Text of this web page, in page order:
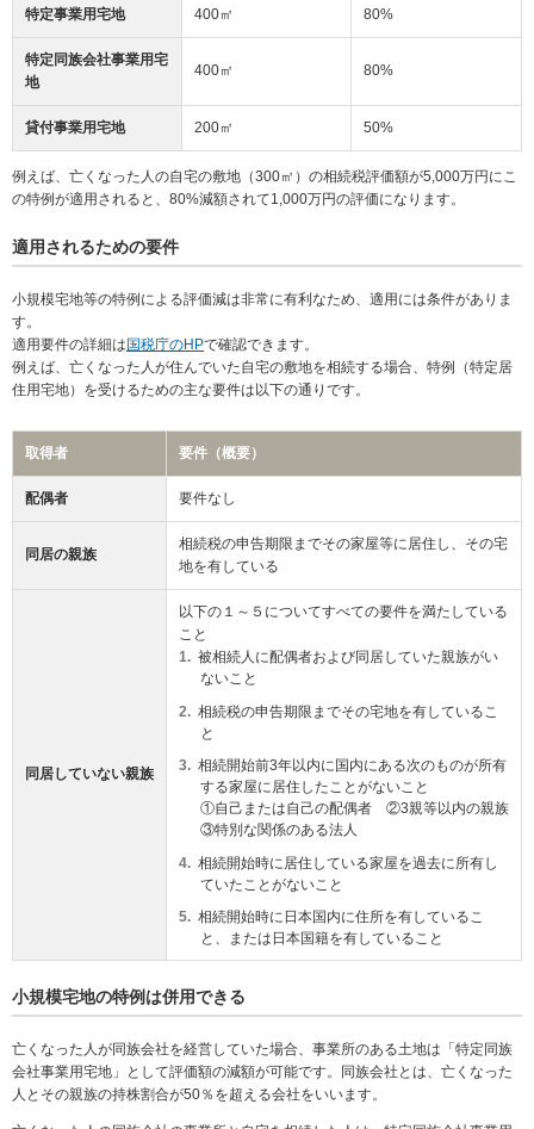
特定事業用宅地 400㎡ 80%
特定同族会社事業用宅
地
400㎡ 80%
貸付事業用宅地 200㎡ 50%
例えば、亡くなった人の自宅の敷地（300㎡）の相続税評価額が5,000万円にこ
の特例が適用されると、80%減額されて1,000万円の評価になります。
適用されるための要件
小規模宅地等の特例による評価減は非常に有利なため、適用には条件がありま
す。
適用要件の詳細は 国税庁のHPで確認できます。
例えば、亡くなった人が住んでいた自宅の敷地を相続する場合、特例（特定居
住用宅地）を受けるための主な要件は以下の通りです。
取得者 要件（概要）
配偶者 要件なし
同居の親族
相続税の申告期限までその家屋等に居住し、その宅
地を有している
同居していない親族
以下の１～５についてすべての要件を満たしている
こと
被相続人に配偶者および同居していた親族がい
ないこと
相続税の申告期限までその宅地を有しているこ
と
相続開始前3年以内に国内にある次のものが所有
する家屋に居住したことがないこと
①自己または自己の配偶者 ②3親等以内の親族
③特別な関係のある法人
相続開始時に居住している家屋を過去に所有し
ていたことがないこと
相続開始時に日本国内に住所を有しているこ
と、または日本国籍を有していること
小規模宅地の特例は併用できる
亡くなった人が同族会社を経営していた場合、事業所のある土地は「特定同族
会社事業用宅地」として評価額の減額が可能です。同族会社とは、亡くなった
人とその親族の持株割合が50％を超える会社をいいます。